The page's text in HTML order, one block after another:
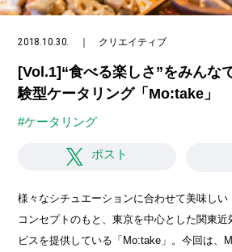
2018.10.30. クリエイティブ
[Vol.1]“食べる楽しさ”をみんな
験型ケータリング「Mo:take」
#ケータリング
ポスト
様々なシチュエーションに合わせて美味しい
コンセプトのもと、東京を中心とした関東
ビスを提供している「Mo:take」。今回は、